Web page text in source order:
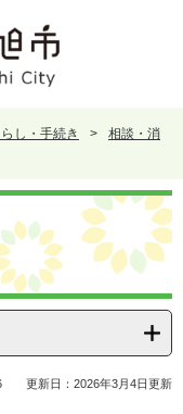
らし・手続き >
相談・消
更新日：2026年3月4日更新